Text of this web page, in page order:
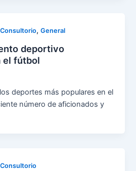
Consultorio,General
deportivo
el fútbol
deportes más populares en el
número de aficionados y
Consultorio